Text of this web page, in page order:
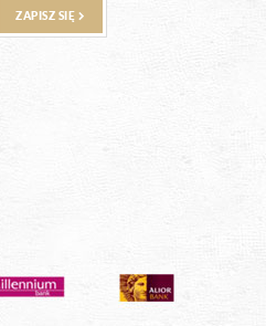
ZAPISZ SIĘ